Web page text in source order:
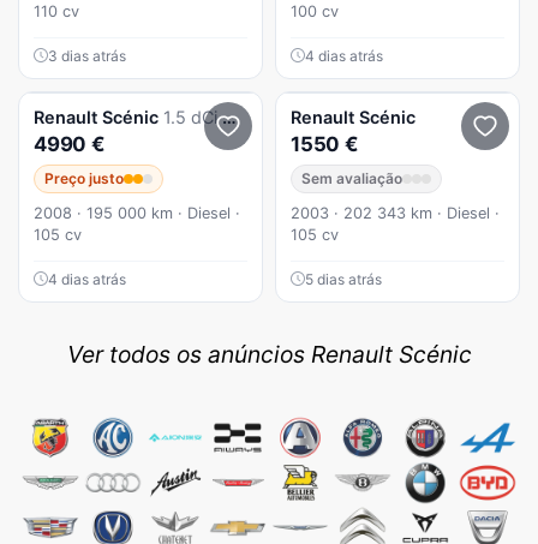
110 cv
3 dias atrás
100 cv
4 dias atrás
Renault Scénic 1.5 dCi Dynamique S 7L
4990 €
Preço justo
2008 · 195 000 km · Diesel ·
105 cv
4 dias atrás
Renault Scénic
1550 €
Sem avaliação
2003 · 202 343 km · Diesel ·
105 cv
5 dias atrás
Ver todos os anúncios Renault Scénic